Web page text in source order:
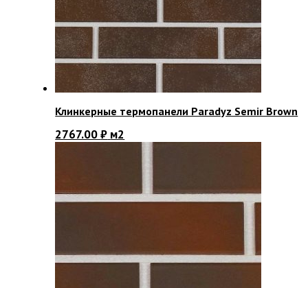
Клинкерные термопанели Paradyz Semir Brown
2767.00₽ м2